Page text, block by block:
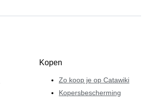
Kopen
Zo koop je op Catawiki
Kopersbescherming